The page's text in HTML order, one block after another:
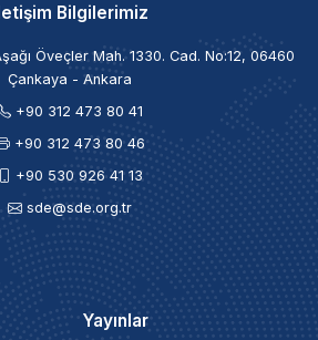
Bilgilerimiz
Öveçler Mah. 1330. Cad. No:12, 06460
Çankaya - Ankara
+90 312 473 80 41
+90 312 473 80 46
+90 530 926 41 13
sde@sde.org.tr
Yayınlar